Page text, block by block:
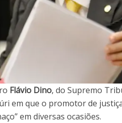
Flávio Dino, do Supremo
em que o promotor de
em diversas ocasiões.